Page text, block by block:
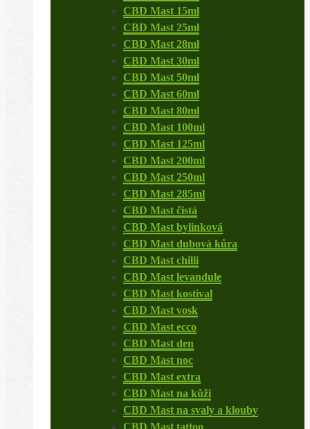
CBD Mast 15ml
CBD Mast 25ml
CBD Mast 28ml
CBD Mast 30ml
CBD Mast 50ml
CBD Mast 60ml
CBD Mast 80ml
CBD Mast 100ml
CBD Mast 125ml
CBD Mast 200ml
CBD Mast 250ml
CBD Mast 285ml
CBD Mast čistá
CBD Mast bylinková
CBD Mast dubová kůra
CBD Mast chilli
CBD Mast levandule
CBD Mast kostival
CBD Mast vosk
CBD Mast ecco
CBD Mast den
CBD Mast noc
CBD Mast extra
CBD Mast na kůži
CBD Mast na svaly a klouby
CBD Mast tattoo